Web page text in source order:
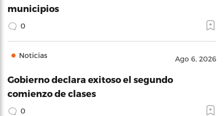
municipios
0
Noticias Ago 6, 2026
Gobierno declara exitoso el segundo
comienzo de clases
0